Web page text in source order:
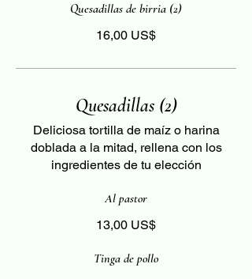
Quesadillas de birria (2)
16,00 US$
Quesadillas (2)
Deliciosa tortilla de maíz o harina
doblada a la mitad, rellena con los
ingredientes de tu elección
Al pastor
13,00 US$
Tinga de pollo